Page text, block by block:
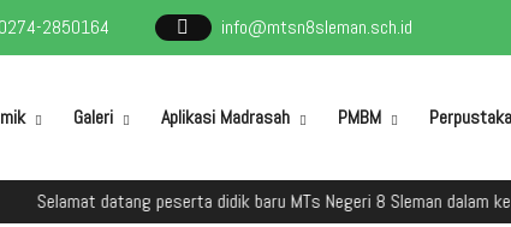
0274-2850164 info@mtsn8sleman.sch.id
Galeri Aplikasi Madrasah PMBM
datang peserta didik baru MTs Negeri 8 Sleman dalam kegiatan